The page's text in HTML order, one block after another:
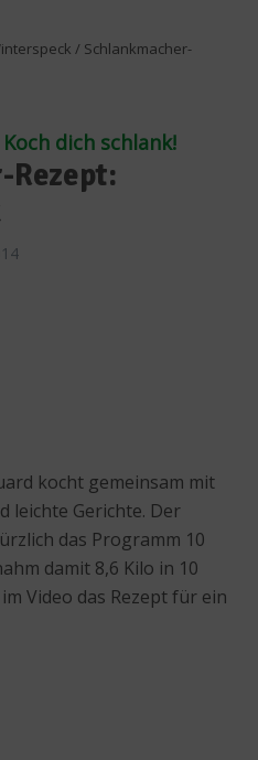
/ Schlankmacher-
dich schlank!
Rezept:
kocht gemeinsam mit
leichte Gerichte. Der
das Programm 10
damit 8,6 Kilo in 10
Video das Rezept für ein